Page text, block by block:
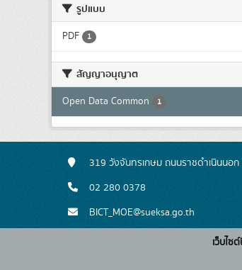
รูปแบบ
PDF 1
สัญญาอนุญาต
Open Data Common 1
319 วังจันทรเกษม ถนนราชดำเนินนอ
02 280 0378
BICT_MOE@sueksa.go.th
เว็บไ